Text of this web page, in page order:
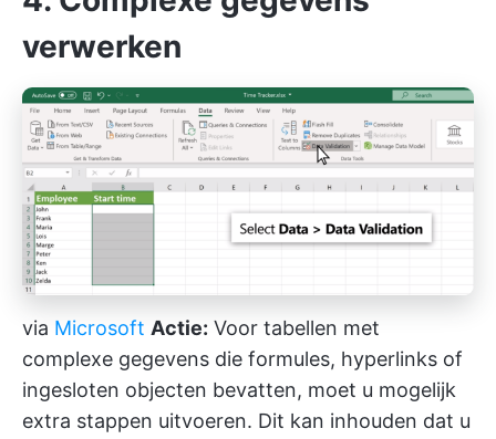
verwerken
via Microsoft Actie: Voor tabellen met
complexe gegevens die formules, hyperlinks of
ingesloten objecten bevatten, moet u mogelijk
extra stappen uitvoeren. Dit kan inhouden dat u